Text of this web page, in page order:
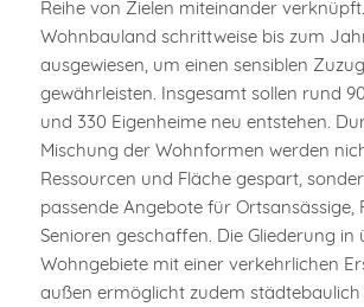
Reihe von Zielen miteinander
Wohnbauland schrittweise bis zum
ausgewiesen, um einen sensiblen
gewährleisten. Insgesamt sollen rund
und 330 Eigenheime neu entstehen.
Mischung der Wohnformen werden
Ressourcen und Fläche gespart,
passende Angebote für Ortsansässige,
Senioren geschaffen. Die Gliederung
Wohngebiete mit einer verkehrlichen
außen ermöglicht zudem städtebaulich